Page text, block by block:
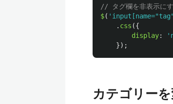
// タグ欄を非表示に
$( '
. css ({
display: '
});
カテゴリー